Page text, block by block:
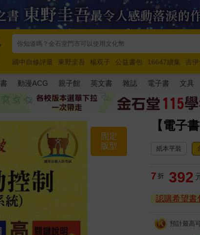
國中自修評量 東野圭吾 楊双子 公益書包 16647續集 吉
唯紅花綻放
奧德賽 路邊攤新作 馬斯克 玩具總動員5 超慢
動漫ACG 親子館 英文書 雜誌 電子書 文具
【電子
固定
版型
紙本平裝
7 折 392
認購希望書
預計最高